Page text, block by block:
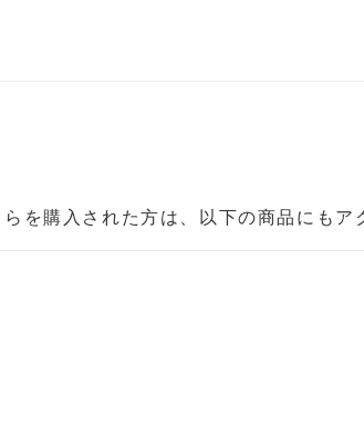
を購入された方は、以下の商品にもア